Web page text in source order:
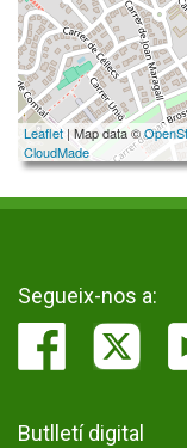
Leaflet | Map data ©
CloudMade
Segueix-nos a:
Butlletí digital